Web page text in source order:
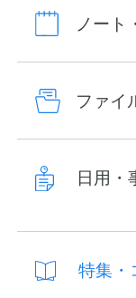
ノート
ファイ
日用・
特集・